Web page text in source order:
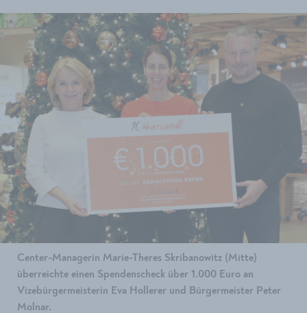
Center-Managerin Marie-Theres Skribanowitz (Mitte)
überreichte einen Spendenscheck über 1.000 Euro an
Vizebürgermeisterin Eva Hollerer und Bürgermeister Peter
Molnar.